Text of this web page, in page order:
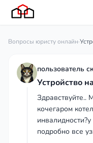
Вопросы юристу онлайн·
пользователь
Устройство
Здравствуйте..
кочегаром
подробно все